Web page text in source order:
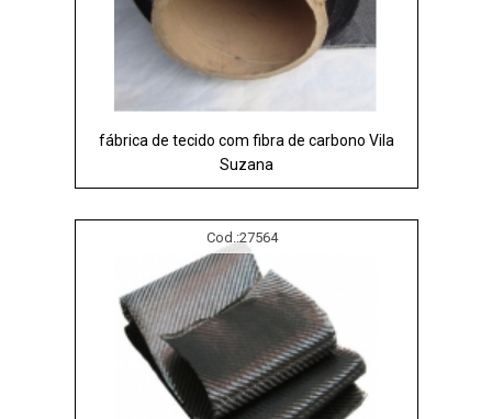
fábrica de tecido com fibra de carbono Vila
Suzana
Cod.:27564